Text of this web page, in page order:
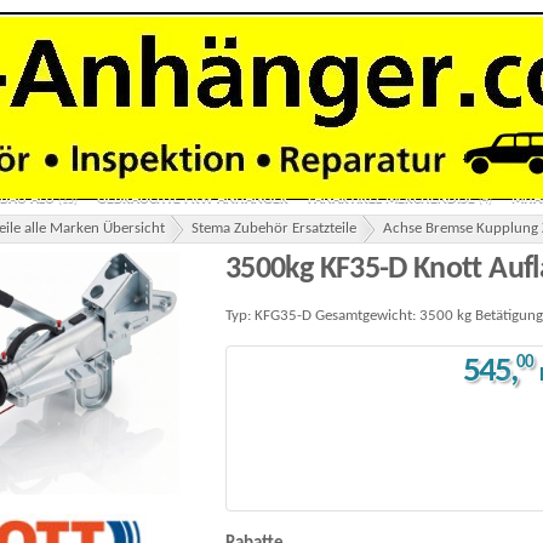
(41) ZWEIACHSER TIEFLADER OHNE PLANE
MOTORRADANHÄNGER(28) AUTOTRANSPORTER(34)
1 & 2 ACHSER 3 SEITEN KIPPER 2 & 3 ACHSER(15)
ALU-POLY-HYBRID KOFFERANHÄNGER TOHACO
HU(2) VERMIETUNG ANHÄNGER LANGMATERIAL ROHR PROFIL
ALU(15) GEBRAUCHTE PKW ANHÄNGER FANARTIKEL MERCHENDISE(4)
alle Marken Übersicht Stema Zubehör Ersatzteile Achse Bremse
3500kg KF35-D Knott
Typ: KFG35-D Gesamtgewicht: 3500 kg
545,00